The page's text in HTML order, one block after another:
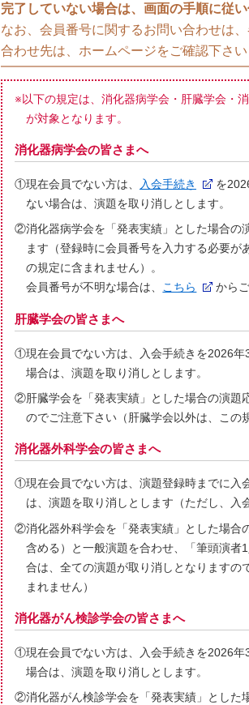
完了していない場合は、画面の手順に従
なお、会員番号に関するお問い合わせは
合わせ先は、ホームページをご確認下さい
※以下の規定は、消化器病学会・肝臓学会・
が対象となります。
消化器病学会の皆さまへ
①現在会員でない方は、 入会手続き
を
ない場合は、演題を取り消しとします。
②消化器病学会を「発表実績」とした場合の
ます（登録時に会員番号を入力する必要が
の規定に含まれません）。
会員番号が不明な場合は、 こちら から
肝臓学会の皆さまへ
①現在会員でない方は、入会手続きを2026
場合は、演題を取り消しとします。
②肝臓学会を「発表実績」とした場合の演題
のでご注意下さい（肝臓学会以外は、この
消化器外科学会の皆さまへ
①現在会員でない方は、演題登録時までに入
は、演題を取り消しとします（ただし、入
②消化器外科学会を「発表実績」とした場合
含める）と一般演題を合わせ、「筆頭演
合は、全ての演題が取り消しとなりますの
まれません）
消化器がん検診学会の皆さまへ
①現在会員でない方は、入会手続きを2026
場合は、演題を取り消しとします。
②消化器がん検診学会を「発表実績」とした